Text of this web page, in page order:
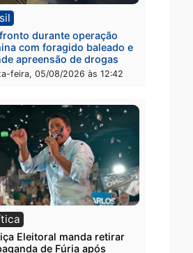
TCE reúne candidatos ao
Governo e apresenta
diagnóstico que pode mudar os
rumos de Rondônia
Brasil